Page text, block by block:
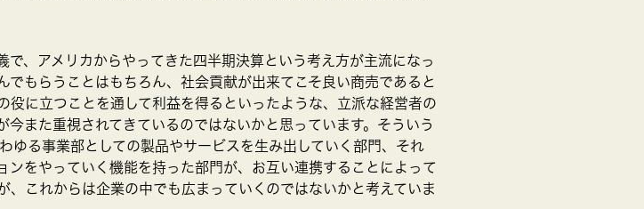
、アメリカからやってきた四半期決算という考え方が主流になっ
もらうことはもちろん、社会貢献が出来てこそ良い商売であると
役に立つことを通して利益を得るといったような、立派な経営者の
また重視されてきているのではないかと思っています。そういう
ゆる事業部としての製品やサービスを生み出していく部門、それ
をやっていく機能を持った部門が、お互い連携することによって
これからは企業の中でも広まっていくのではないかと考えていま